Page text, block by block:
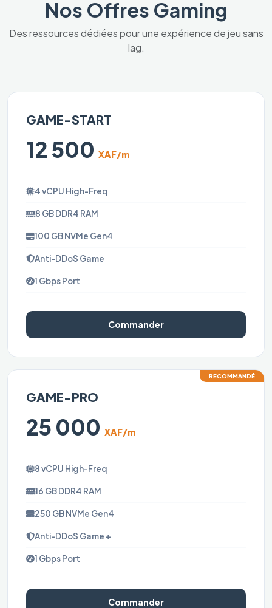
Nos Offres Gaming
Des ressources dédiées pour une expérience de jeu sans
lag.
GAME-START
12 500 XAF/m
4 vCPU High-Freq
8 GB DDR4 RAM
100 GB NVMe Gen4
Anti-DDoS Game
1 Gbps Port
Commander
RECOMMANDÉ
GAME-PRO
25 000 XAF/m
8 vCPU High-Freq
16 GB DDR4 RAM
250 GB NVMe Gen4
Anti-DDoS Game +
1 Gbps Port
Commander